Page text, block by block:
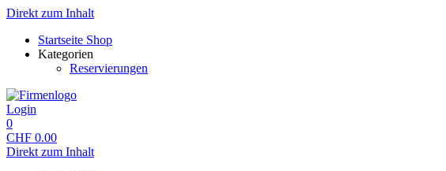
Direkt zum Inhalt
Startseite Shop
Kategorien
Reservierungen
Login
0
CHF 0.00
Direkt zum Inhalt